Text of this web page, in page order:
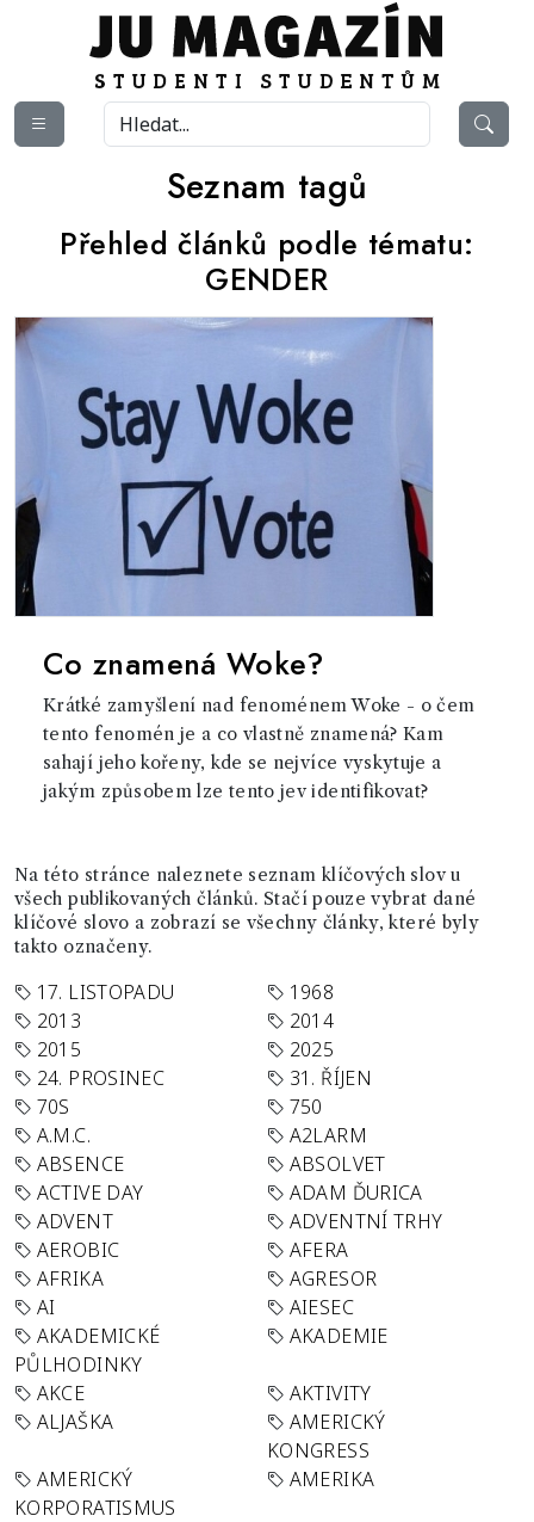
Seznam tagů
Přehled článků podle tématu:
GENDER
Co znamená Woke?
Krátké zamyšlení nad fenoménem Woke - o čem
tento fenomén je a co vlastně znamená? Kam
sahají jeho kořeny, kde se nejvíce vyskytuje a
jakým způsobem lze tento jev identifikovat?
Na této stránce naleznete seznam klíčových slov u
všech publikovaných článků. Stačí pouze vybrat dané
klíčové slovo a zobrazí se všechny články, které byly
takto označeny.
17. LISTOPADU
1968
2013
2014
2015
2025
24. PROSINEC
31. ŘÍJEN
70S
750
A.M.C.
A2LARM
ABSENCE
ABSOLVET
ACTIVE DAY
ADAM ĎURICA
ADVENT
ADVENTNÍ TRHY
AEROBIC
AFERA
AFRIKA
AGRESOR
AI
AIESEC
AKADEMICKÉ
PŮLHODINKY
AKADEMIE
AKCE
AKTIVITY
ALJAŠKA
AMERICKÝ
KONGRESS
AMERICKÝ
KORPORATISMUS
AMERIKA